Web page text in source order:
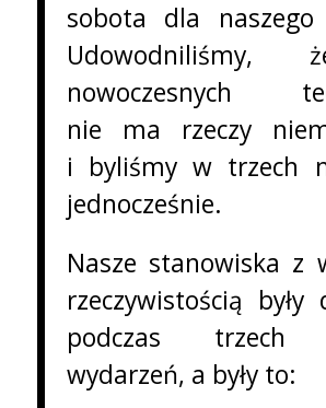
sobota dla naszego
nowoczesnych
nie ma rzeczy
i byliśmy w trzech
jednocześnie.
Nasze stanowiska z
rzeczywistością były
podczas trzech
wydarzeń, a były to: